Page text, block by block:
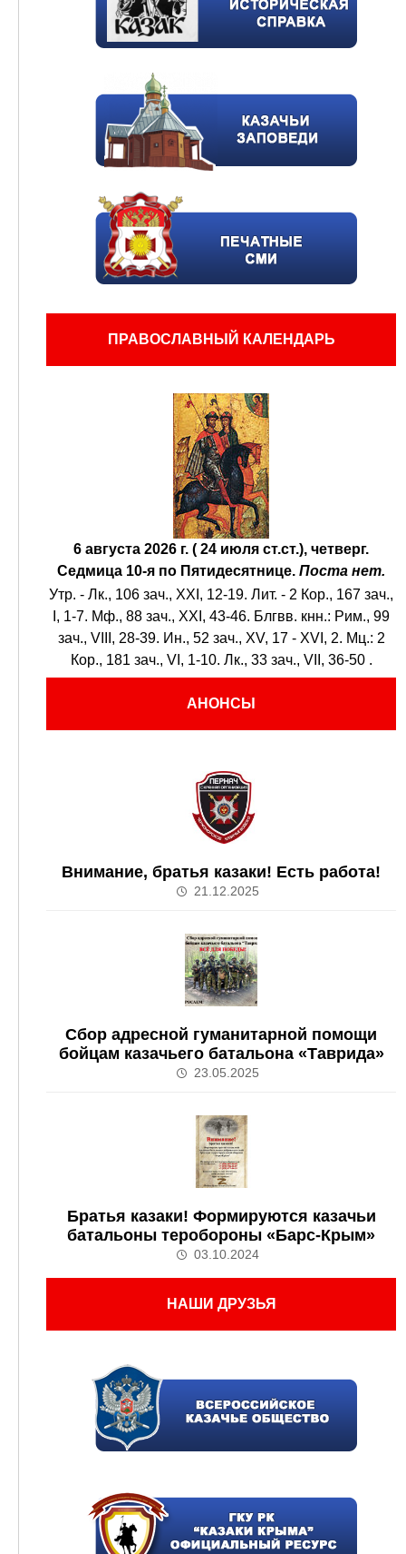
ПРАВОСЛАВНЫЙ КАЛЕНДАРЬ
6 августа 2026 г. ( 24 июля ст.ст.), четверг.
Седмица 10-я по Пятидесятнице. Поста нет.
Утр. - Лк., 106 зач., XXI, 12-19. Лит. - 2 Кор., 167 зач.,
I, 1-7. Мф., 88 зач., XXI, 43-46. Блгвв. кнн.: Рим., 99
зач., VIII, 28-39. Ин., 52 зач., XV, 17 - XVI, 2. Мц.: 2
Кор., 181 зач., VI, 1-10. Лк., 33 зач., VII, 36-50 .
АНОНСЫ
Внимание, братья казаки! Есть работа!
21.12.2025
Сбор адресной гуманитарной помощи
бойцам казачьего батальона «Таврида»
23.05.2025
Братья казаки! Формируются казачьи
батальоны теробороны «Барс-Крым»
03.10.2024
НАШИ ДРУЗЬЯ